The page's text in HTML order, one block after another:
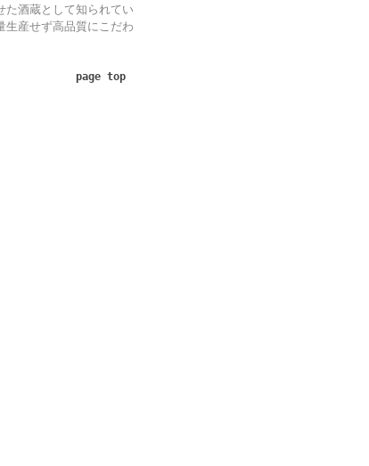
た酒蔵として知られてい
生産せず高品質にこだわ
page top